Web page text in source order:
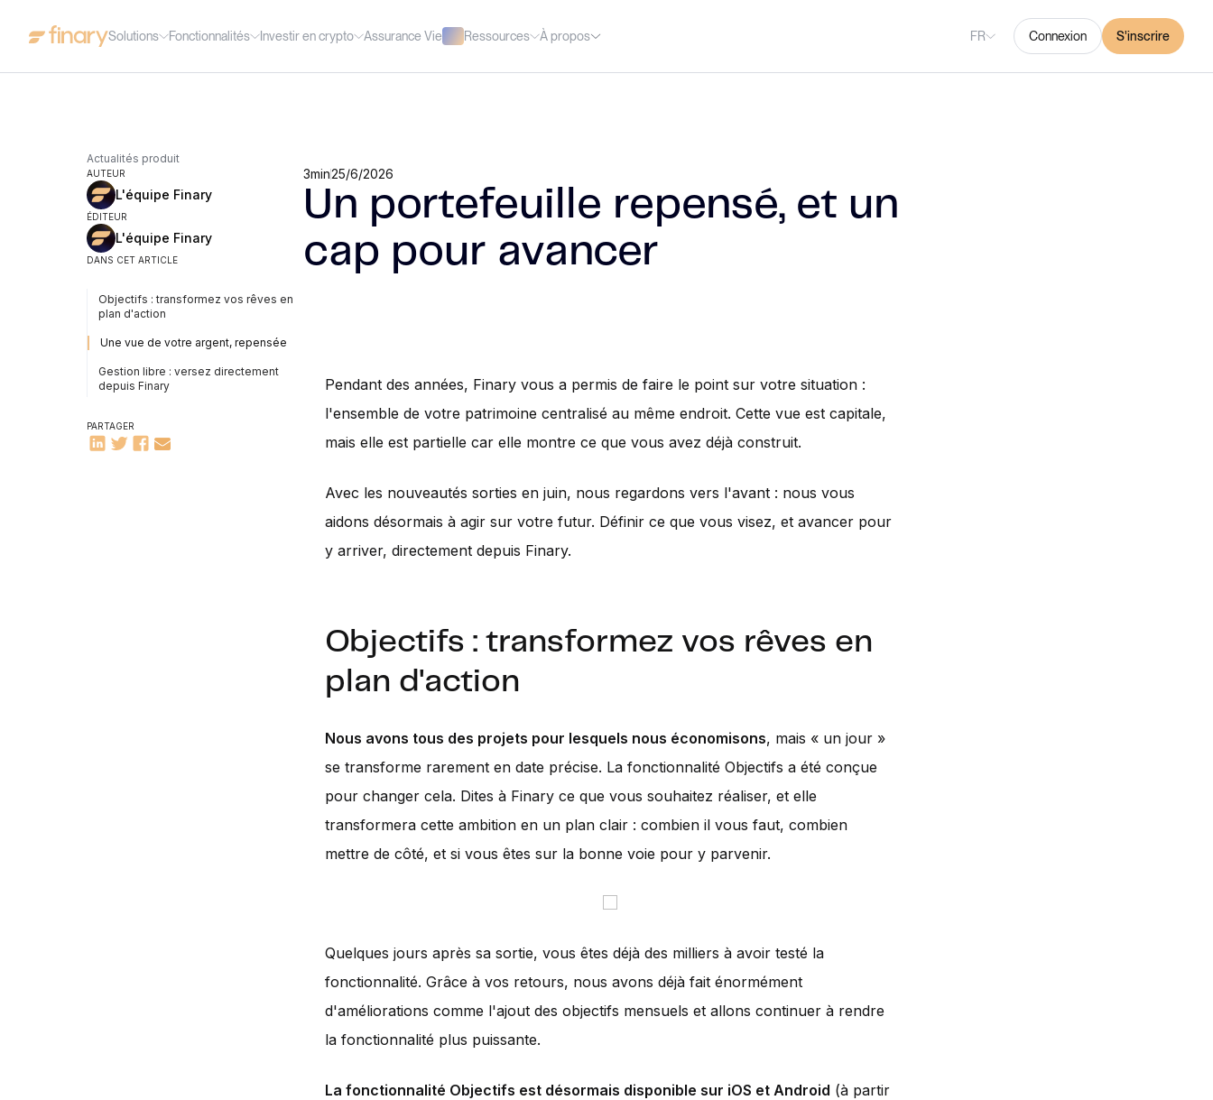
Solutions Fonctionnalités Investir en crypto Assurance Vie Ressources À propos FR Connexion S'inscrire
Actualités produit
AUTEUR
L'équipe Finary
ÉDITEUR
L'équipe Finary
DANS CET ARTICLE
Objectifs : transformez vos rêves en
plan d'action
Une vue de votre argent, repensée
Gestion libre : versez directement
depuis Finary
PARTAGER
3min25/6/2026
Un portefeuille repensé, et un
cap pour avancer
Pendant des années, Finary vous a permis de faire le point sur votre situation :
l'ensemble de votre patrimoine centralisé au même endroit. Cette vue est capitale,
mais elle est partielle car elle montre ce que vous avez déjà construit.
Avec les nouveautés sorties en juin, nous regardons vers l'avant : nous vous
aidons désormais à agir sur votre futur. Définir ce que vous visez, et avancer pour
y arriver, directement depuis Finary.
Objectifs : transformez vos rêves en
plan d'action
Nous avons tous des projets pour lesquels nous économisons, mais « un jour »
se transforme rarement en date précise. La fonctionnalité Objectifs a été conçue
pour changer cela. Dites à Finary ce que vous souhaitez réaliser, et elle
transformera cette ambition en un plan clair : combien il vous faut, combien
mettre de côté, et si vous êtes sur la bonne voie pour y parvenir.
Quelques jours après sa sortie, vous êtes déjà des milliers à avoir testé la
fonctionnalité. Grâce à vos retours, nous avons déjà fait énormément
d'améliorations comme l'ajout des objectifs mensuels et allons continuer à rendre
la fonctionnalité plus puissante.
La fonctionnalité Objectifs est désormais disponible sur iOS et Android (à partir